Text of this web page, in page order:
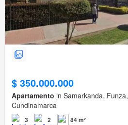
$ 350.000.000
Apartamento in Samarkanda,
Cundinamarca
3 2 84 m²